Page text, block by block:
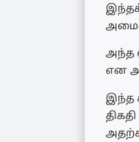
அந்த
என
இந்த